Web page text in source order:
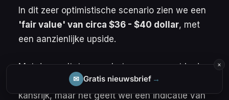
In dit zeer optimistische scenario zien we een
'fair value' van circa $36 - $40 dollar, met
een aanzienlijke upside.
Met de resultaten van het management in de
afgelopen jaren acht ik dit scenario niet erg
kansrijk, maar het geeft wel een indicatie van
×
✉ Gratis nieuwsbrief →